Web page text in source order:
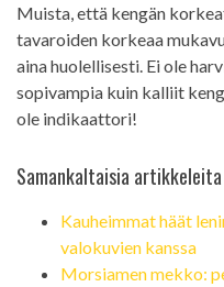
Muista, että kengän
tavaroiden korkeaa
aina huolellisesti. Ei ole
sopivampia kuin kalliit
ole indikaattori!
Samankaltaisia ​​artikkeleita
Kauheimmat häät
valokuvien kanssa
Morsiamen mekko: